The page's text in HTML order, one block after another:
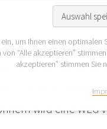
in der
Lausitzer Neiße
da die
wird eine
Auswahl
um Ihnen einen
“Alle akzeptieren”
akzeptieren” stimmen Sie